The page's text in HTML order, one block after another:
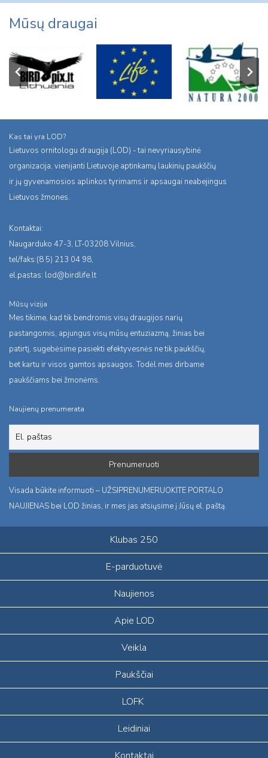
Mūsų draugai
Kas tai yra LOD?
Lietuvos ornitologu draugija (LOD) - tai nevyriausybinė
organizacija, vienijanti Lietuvoje aptinkamų laukinių paukščių
ir jų gyvenamosios aplinkos tyrimams ir apsaugai neabejingus
Lietuvos žmones.
Kontaktai:
Naugarduko 47-3, LT-03208 Vilnius,
tel/faks:(8 5) 213 04 98,
el.pastas: lod@birdlife.lt
Mūsų vizija
Mes tikime, kad tik bendromis visų draugijos narių
pastangomis, apjungus visų mūsų entuziazmą, žinias bei
patirtį, sugebėsime pasiekti efektyvesnės ne tik paukščių,
bet kartu ir visos gamtos apsaugos. Todėl mes dirbame
paukščiams bei žmonėms.
Naujienų prenumerata
Visada būkite informuoti – UŽSIPRENUMERUOKITE PORTALO
NAUJIENAS bei LOD žinias, ir mes jas atsiųsime į Jūsų el. paštą.
Klubas 250
E-parduotuvė
Naujienos
Apie LOD
Veikla
Paukščiai
LOFK
Leidiniai